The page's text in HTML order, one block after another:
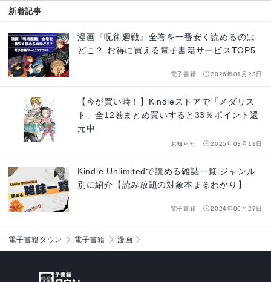
新着記事
漫画『呪術廻戦』全巻を一番安く読めるのは
どこ？ お得に買える電子書籍サービスTOP5
電子書籍 2026年01月23日
【今が買い時！】Kindleストアで「メダリス
ト」全12巻まとめ買いすると33％ポイント還
元中
お知らせ 2025年03月11日
Kindle Unlimitedで読める雑誌一覧 ジャンル
別に紹介【読み放題の対象本まるわかり】
電子書籍 2024年06月27日
電子書籍タウン 電子書籍 漫画